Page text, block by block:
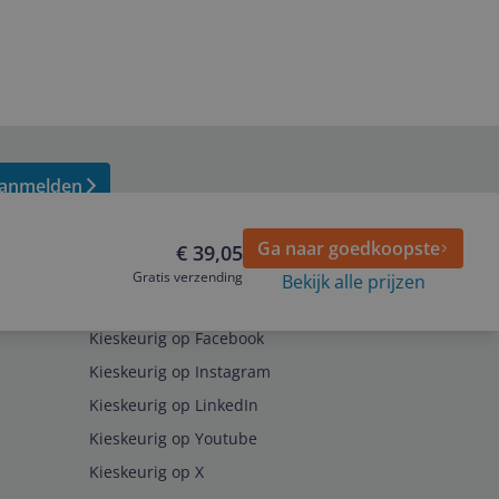
€ 39,05
Gratis verzending
Ga naar goedkoopste
Bekijk alle prijzen
Kieskeurig op Facebook
Kieskeurig op Instagram
Kieskeurig op LinkedIn
Kieskeurig op Youtube
Kieskeurig op X